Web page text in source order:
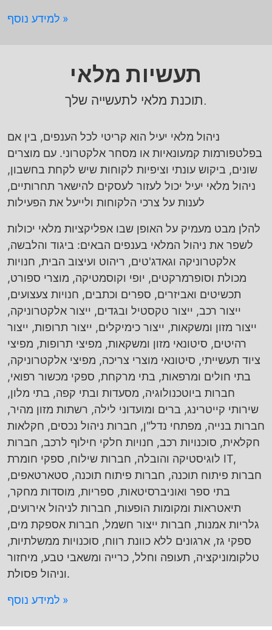
למידע נוסף
תעשיות מלאי
תוכנת מלאי לתעשייה שלך.
ניהול מלאי יעיל הוא קריטי לכל הענפים, בין אם
בפלטפורמות קמעונאיות או מסחר אלקטרוני. עם מוצרים
שונים, ביקוש עונתי וציפיות לקוחות שיש לקחת בחשבון,
ניהול מלאי יעיל יכול לעזור לעסקים להישאר תחרותיים,
לענות על צרכי הלקוחות ולייעל את הפעילות
להלן מבט מעמיק על האופן שבו אפליקציות מלאי יכולות
לשפר את ניהול המלאי בענפים הבאים: ביגוד והלבשה,
אלקטרוניקה וגאדג'טים, ריהוט ועיצוב הבית, חנויות
מכולת וסופרמרקטים, יופי וקוסמטיקה, מוצרי ספורט,
תכשיטים ואביזרים, ספרים וכתבים, חנויות צעצועים,
ייצור רכב, ייצור טקסטיל ובגדים, ייצור אלקטרוניקה,
ייצור מזון ומשקאות, ייצור כימיקלים, ייצור תרופות, ייצור
רהיטים, סיטונאי מזון ומשקאות, מפיצי תרופות, מפיצי
ציוד תעשייתי, סיטונאי מוצרי צריכה, מפיצי אלקטרוניקה,
בתי חולים ומרפאות, בתי מרקחת, ספקי מכשור רפואי,
חברות ביוטכנולוגיה, מסעדות ובתי קפה, בתי מלון,
שירותי קייטרינג, ברים ומועדוני לילה, רשתות מזון מהיר,
חברות בנייה, מפתחי נדל"ן, חברות ניהול נכסים, חקלאות
חקלאית, סוכנויות רכב, חנויות חלקי חילוף לרכב, חברות
לוגיסטיקה והובלה, חברות שילוח, ספקי חומרת IT,
חברות פיתוח תוכנה, חברות פיתוח תוכנה, סטארטאפים,
בתי ספר ואוניברסיטאות, ספריות, מוסדות מחקר,
תיאטראות ומקומות הופעות, חברות לניהול אירועים,
גלריות אמנות, חברות ייצור חשמל, חברות אספקת מים,
ספקי גז, ארגונים ללא כוונת רווח, סוכנויות ממשלתיות,
טלקומוניקציה, תעופה וחלל, כרייה ומשאבי טבע, מיחזור
וניהול פסולת.
למידע נוסף